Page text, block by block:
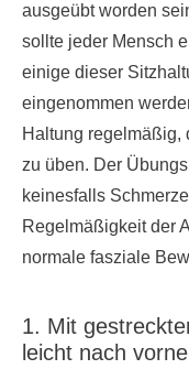
ausgeübt worden
sollte jeder Mensch
einige dieser
eingenommen
Haltung regelmäßig,
zu üben. Der
keinesfalls
Regelmäßigkeit der
normale fasziale
1. Mit
leicht nach